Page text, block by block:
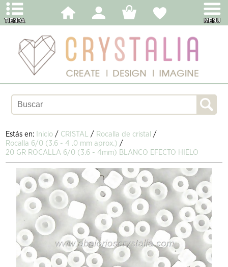
Estás en: Inicio / CRISTAL / Rocalla de cristal /
Rocalla 6/0 (3.6 - 4 .0 mm aprox.) /
20 GR ROCALLA 6/0 (3.6 - 4mm) BLANCO EFECTO HIELO